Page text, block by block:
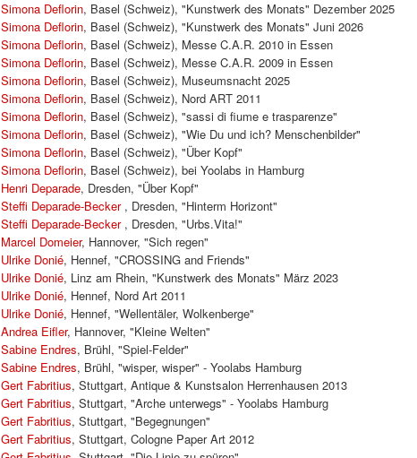
Simona Deflorin, Basel (Schweiz), "Kunstwerk des Monats" Dezember 2025
Simona Deflorin, Basel (Schweiz), "Kunstwerk des Monats" Juni 2026
Simona Deflorin, Basel (Schweiz), Messe C.A.R. 2010 in Essen
Simona Deflorin, Basel (Schweiz), Messe C.A.R. 2009 in Essen
Simona Deflorin, Basel (Schweiz), Museumsnacht 2025
Simona Deflorin, Basel (Schweiz), Nord ART 2011
Simona Deflorin, Basel (Schweiz), "sassi di fiume e trasparenze"
Simona Deflorin, Basel (Schweiz), "Wie Du und ich? Menschenbilder"
Simona Deflorin, Basel (Schweiz), "Über Kopf"
Simona Deflorin, Basel (Schweiz), bei Yoolabs in Hamburg
Henri Deparade, Dresden, "Über Kopf"
Steffi Deparade-Becker, Dresden, "Hinterm Horizont"
Steffi Deparade-Becker, Dresden, "Urbs.Vita!"
Marcel Domeier, Hannover, "Sich regen"
Ulrike Donié, Hennef, "CROSSING and Friends"
Ulrike Donié, Linz am Rhein, "Kunstwerk des Monats" März 2023
Ulrike Donié, Hennef, Nord Art 2011
Ulrike Donié, Hennef, "Wellentäler, Wolkenberge"
Andrea Eifler, Hannover, "Kleine Welten"
Sabine Endres, Brühl, "Spiel-Felder"
Sabine Endres, Brühl, "wisper, wisper" - Yoolabs Hamburg
Gert Fabritius, Stuttgart, Antique & Kunstsalon Herrenhausen 2013
Gert Fabritius, Stuttgart, "Arche unterwegs" - Yoolabs Hamburg
Gert Fabritius, Stuttgart, "Begegnungen"
Gert Fabritius, Stuttgart, Cologne Paper Art 2012